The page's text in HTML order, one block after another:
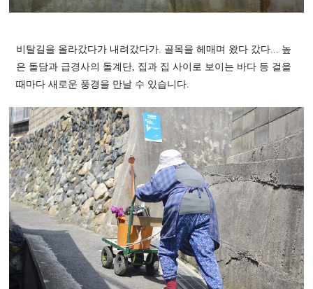
비탈길을 올라갔다가 내려갔다가. 골목을 헤매며 왔다 갔다... 높
은 돌담과 급경사의 돌계단, 집과 집 사이로 보이는 바다 등 걸을
때마다 새로운 풍경을 만날 수 있습니다.